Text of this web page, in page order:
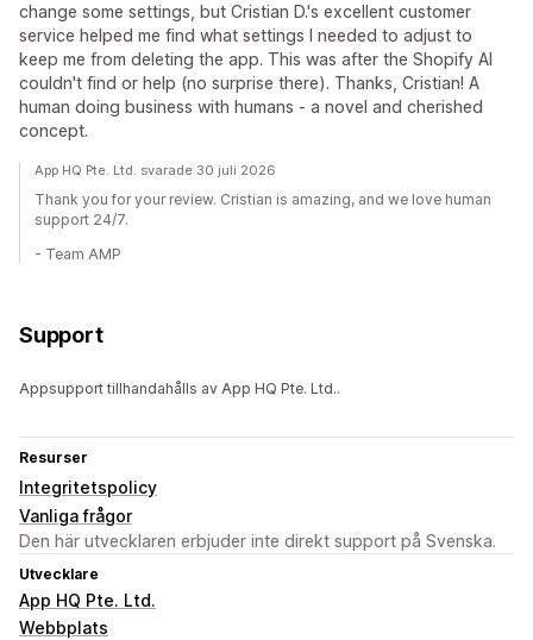
change some settings, but Cristian D.'s excellent customer
service helped me find what settings I needed to adjust to
keep me from deleting the app. This was after the Shopify AI
couldn't find or help (no surprise there). Thanks, Cristian! A
human doing business with humans - a novel and cherished
concept.
App HQ Pte. Ltd. svarade 30 juli 2026
Thank you for your review. Cristian is amazing, and we love human
support 24/7.
- Team AMP
Support
Appsupport tillhandahålls av App HQ Pte. Ltd..
Resurser
Integritetspolicy
Vanliga frågor
Den här utvecklaren erbjuder inte direkt support på Svenska.
Utvecklare
App HQ Pte. Ltd.
Webbplats